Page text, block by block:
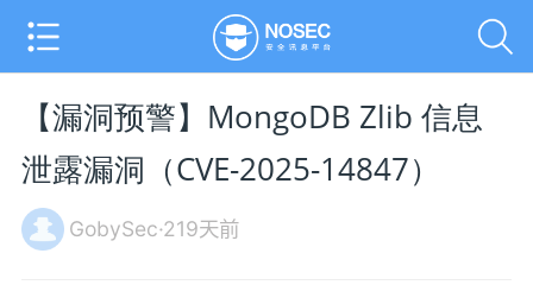
【漏洞预警】MongoDB Zlib 信息
泄露漏洞（CVE-2025-14847）
GobySec·219天前